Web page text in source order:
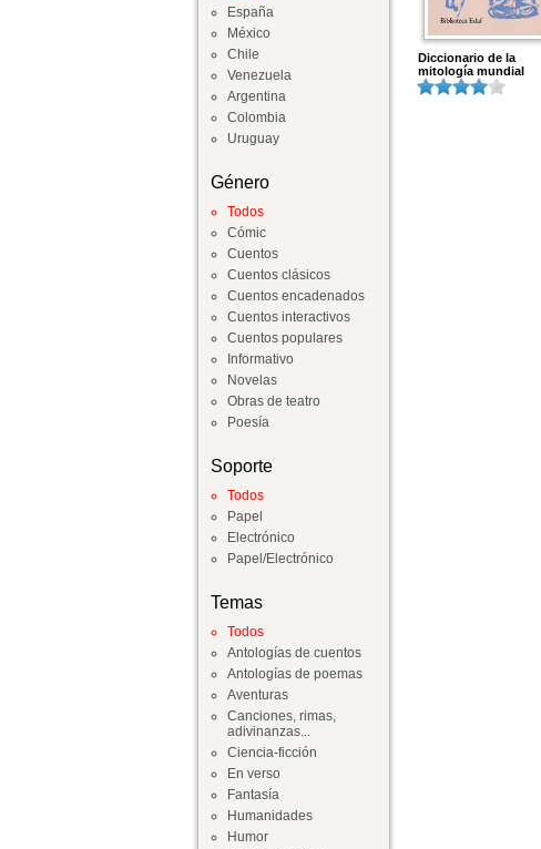
España
México
Chile
Venezuela
Argentina
Colombia
Uruguay
Género
Todos
Cómic
Cuentos
Cuentos clásicos
Cuentos encadenados
Cuentos interactivos
Cuentos populares
Informativo
Novelas
Obras de teatro
Poesía
Soporte
Todos
Papel
Electrónico
Papel/Electrónico
Temas
Todos
Antologías de cuentos
Antologías de poemas
Aventuras
Canciones, rimas,
adivinanzas...
Ciencia-ficción
En verso
Fantasía
Humanidades
Humor
Diccionario de la
mitología mundial